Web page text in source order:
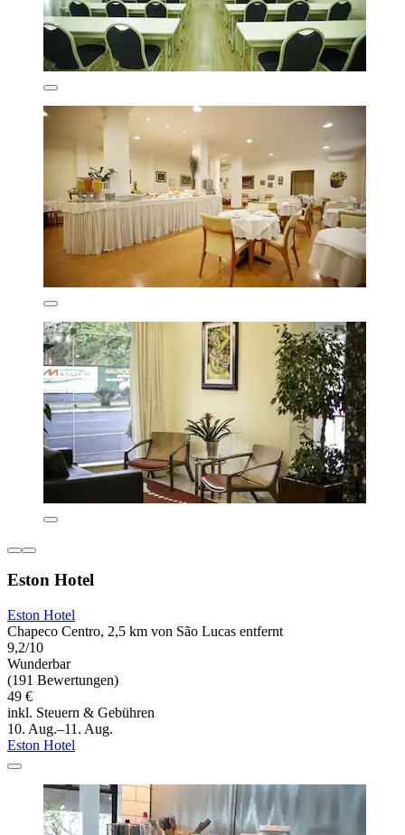
Eston Hotel
Eston Hotel
Chapeco Centro, 2,5 km von São Lucas entfernt
9,2/10
Wunderbar
(191 Bewertungen)
49 €
inkl. Steuern & Gebühren
10. Aug.–11. Aug.
Eston Hotel